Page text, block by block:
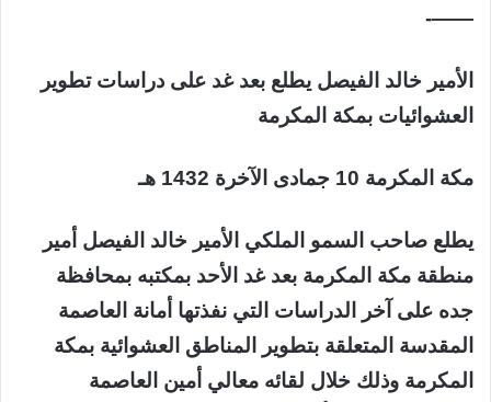
——-
الأمير خالد الفيصل يطلع بعد غد على دراسات تطوير
العشوائيات بمكة المكرمة
مكة المكرمة 10 جمادى الآخرة 1432 هـ
يطلع صاحب السمو الملكي الأمير خالد الفيصل أمير
منطقة مكة المكرمة بعد غد الأحد بمكتبه بمحافظة
جده على آخر الدراسات التي نفذتها أمانة العاصمة
المقدسة المتعلقة بتطوير المناطق العشوائية بمكة
المكرمة وذلك خلال لقائه معالي أمين العاصمة